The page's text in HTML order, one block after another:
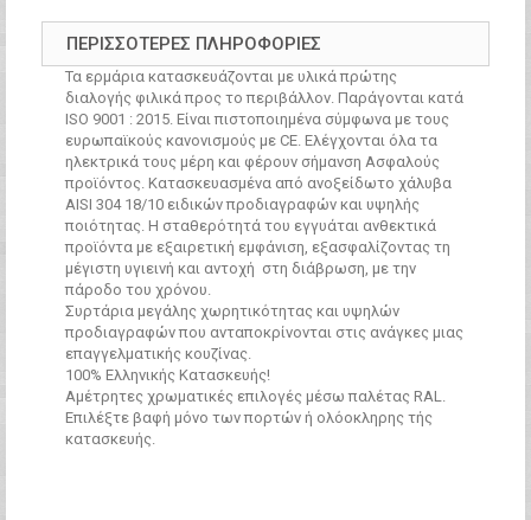
ΠΕΡΙΣΣΌΤΕΡΕΣ ΠΛΗΡΟΦΟΡΊΕΣ
Τα ερμάρια κατασκευάζονται με υλικά πρώτης
διαλογής φιλικά προς το περιβάλλον. Παράγονται κατά
ISO 9001 : 2015. Είναι πιστοποιημένα σύμφωνα με τους
ευρωπαϊκούς κανονισμούς με CE. Ελέγχονται όλα τα
ηλεκτρικά τους μέρη και φέρουν σήμανση Ασφαλούς
προϊόντος. Κατασκευασμένα από ανοξείδωτο χάλυβα
AISI 304 18/10 ειδικών προδιαγραφών και υψηλής
ποιότητας. Η σταθερότητά του εγγυάται ανθεκτικά
προϊόντα με εξαιρετική εμφάνιση, εξασφαλίζοντας τη
μέγιστη υγιεινή και αντοχή στη διάβρωση, με την
πάροδο του χρόνου.
Συρτάρια μεγάλης χωρητικότητας και υψηλών
προδιαγραφών που ανταποκρίνονται στις ανάγκες μιας
επαγγελματικής κουζίνας.
100% Ελληνικής Κατασκευής!
Αμέτρητες χρωματικές επιλογές μέσω παλέτας RAL.
Επιλέξτε βαφή μόνο των πορτών ή ολόοκληρης τής
κατασκευής.